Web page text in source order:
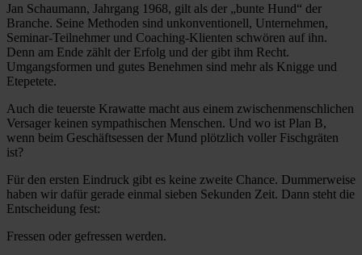
Jan Schaumann, Jahrgang 1968, gilt als der „bunte Hund“ der
Branche. Seine Methoden sind unkonventionell, Unternehmen,
Seminar-Teilnehmer und Coaching-Klienten schwören auf ihn.
Denn am Ende zählt der Erfolg und der gibt ihm Recht.
Umgangsformen und gutes Benehmen sind mehr als Knigge und
Etepetete.
Auch die teuerste Krawatte macht aus einem zwischenmenschlichen
Versager keinen sympathischen Menschen. Und wo ist Plan B,
wenn beim Geschäftsessen der Mund plötzlich voller Fischgräten
ist?
Für den ersten Eindruck gibt es keine zweite Chance. Dummerweise
haben wir dafür gerade einmal sieben Sekunden Zeit. Dann steht die
Entscheidung fest:
Fressen oder gefressen werden.